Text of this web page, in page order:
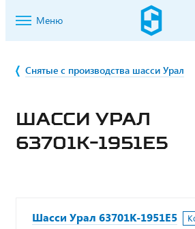
Меню
Снятые с производства шасси Урал
ШАССИ УРАЛ
63701К-1951Е5
Шасси Урал 63701К-1951Е5